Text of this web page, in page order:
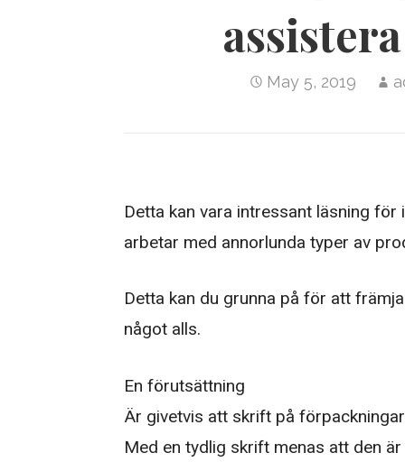
May 5, 2019
Detta kan vara intressant läsning
arbetar med annorlunda typer av
Detta kan du grunna på för att
något alls.
En förutsättning
Är givetvis att skrift på
Med en tydlig skrift menas att den